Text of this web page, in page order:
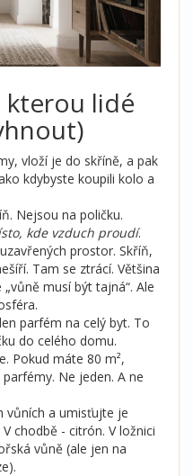
kterou lidé
vloží je do skříně, a pak
kdybyste koupili kolo a
Nejsou na poličku.
kde vzduch proudí.
prostor. Skříň,
Tam se ztrácí. Většina
musí být tajná“. Ale
parfém na celý byt. To
do celého domu.
Pokud máte 80 m²,
Ne jeden. A ne
vůních a umisťujte je
chodbě - citrón. V ložnici
vůně (ale jen na